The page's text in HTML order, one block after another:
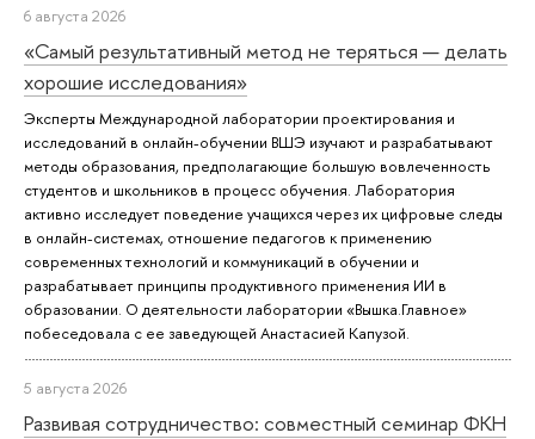
6 августа 2026
«Самый результативный метод не теряться — делать
хорошие исследования»
Эксперты Международной лаборатории проектирования и
исследований в онлайн-обучении ВШЭ изучают и разрабатывают
методы образования, предполагающие большую вовлеченность
студентов и школьников в процесс обучения. Лаборатория
активно исследует поведение учащихся через их цифровые следы
в онлайн-системах, отношение педагогов к применению
современных технологий и коммуникаций в обучении и
разрабатывает принципы продуктивного применения ИИ в
образовании. О деятельности лаборатории «Вышка.Главное»
побеседовала с ее заведующей Анастасией Капузой.
5 августа 2026
Развивая сотрудничество: совместный семинар ФКН